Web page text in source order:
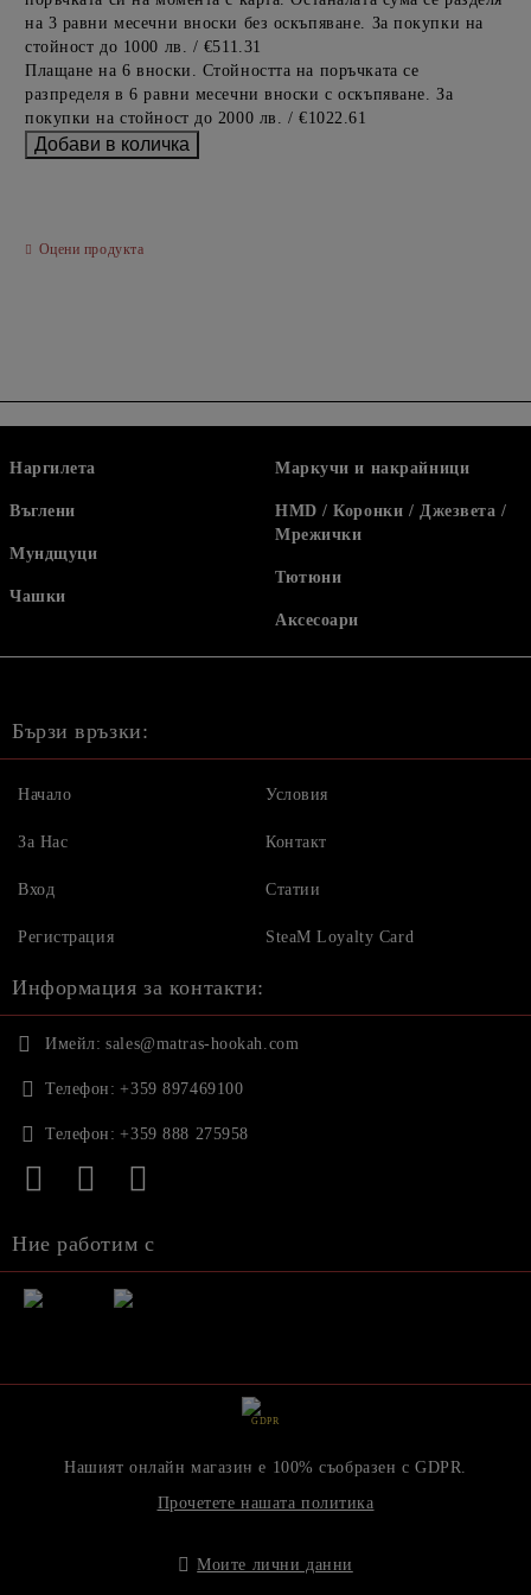
на 3 равни месечни вноски без оскъпяване. За покупки на
стойност до 1000 лв. / €511.31
Плащане на 6 вноски. Стойността на поръчката се
разпределя в 6 равни месечни вноски с оскъпяване. За
покупки на стойност до 2000 лв. / €1022.61
Оцени продукта
Наргилета
Въглени
Мундщуци
Чашки
Маркучи и накрайници
HMD / Коронки / Джезвета /
Мрежички
Тютюни
Аксесоари
Бързи връзки:
Начало
За Нас
Вход
Регистрация
Условия
Контакт
Статии
SteaM Loyalty Card
Информация за контакти:
Имейл: sales@matras-hookah.com
Телефон: +359 897469100
Телефон: +359 888 275958
Ние работим с
GDPR
Нашият онлайн магазин е 100% съобразен с GDPR.
Прочетете нашата политика
Моите лични данни